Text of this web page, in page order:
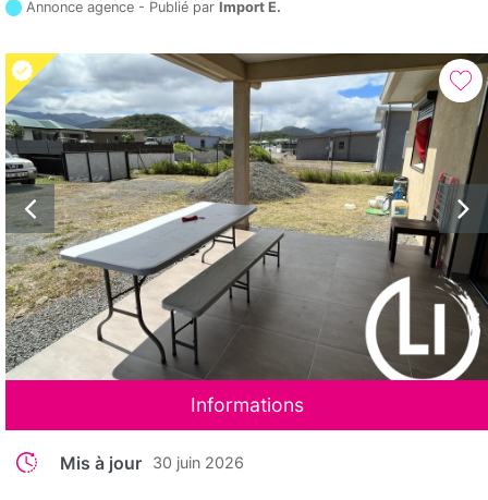
Annonce agence - Publié parImport E.
Informations
Mis à jour 30 juin 2026